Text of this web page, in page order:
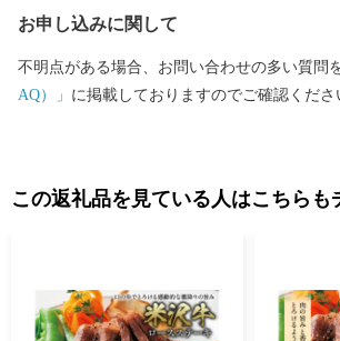
お申し込みに関して
不明点がある場合、お問い合わせの多い質問
AQ）」 に掲載しておりますのでご確認くださ
この返礼品を見ている人はこちらも